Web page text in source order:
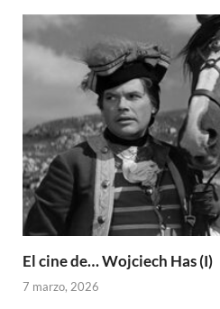
El cine de… Wojciech Has (I)
7 marzo, 2026